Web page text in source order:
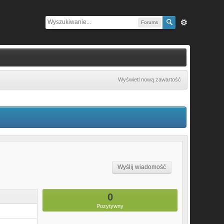
Forums
Wyświetl nową zawartość
Wyślij wiadomość
0
Pozytywny